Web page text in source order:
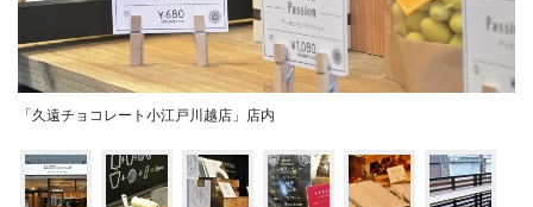
「久遠チョコレート小江戸川越店」店内